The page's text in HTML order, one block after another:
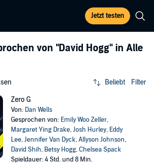
Jetzt testen
von "David Hogg" in Alle
Beliebt Filter
Zero G
Von: Dan Wells
Gesprochen von: Emily Woo Zeller,
Margaret Ying Drake,Josh Hurley, Eddy
Lee,Jennifer Van Dyck,Allyson Johnson,
David Shih, Betsy Hogg,Chelsea Spack
Spieldauer: 4 Std. und 8 Min.